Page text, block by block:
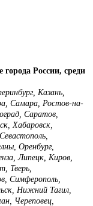
России, среди
Казань,
Самара, Ростов-на-
Саратов,
Хабаровск,
Оренбург,
Липецк, Киров,
Тверь,
Симферополь,
Нижний Тагил,
Череповец,